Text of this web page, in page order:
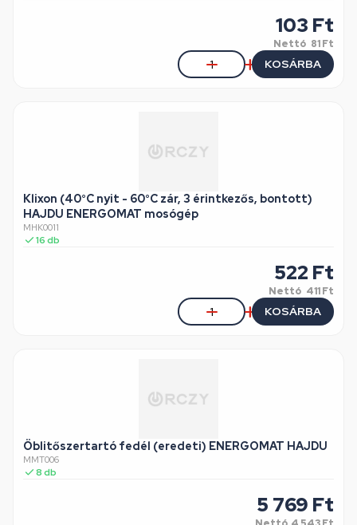
103 Ft
Nettó 81 Ft
KOSÁRBA
Klixon (40°C nyit - 60°C zár, 3 érintkezős, bontott)
HAJDU ENERGOMAT mosógép
MHK0011
16db
522 Ft
Nettó 411 Ft
KOSÁRBA
Öblitőszertartó fedél (eredeti) ENERGOMAT HAJDU
MMT006
8db
5 769 Ft